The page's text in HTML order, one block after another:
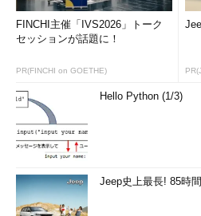
FINCHI主催「IVS2026」トーク
セッションが話題に！
PR(FINCHI on GOETHE)
Hello Python (1/3)
Jeep史上最長! 85時